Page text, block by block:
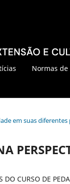
Normas de
em suas
DO CURSO DE